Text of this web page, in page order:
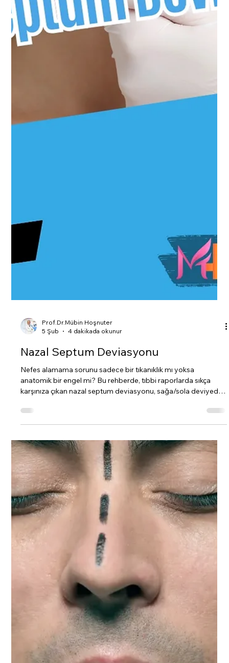
5 Şub
4 dakikada okunur
Nazal Septum Deviasyonu
Nefes alamama sorunu sadece bir tıkanıklık mı yoksa
karşınıza çıkan nazal septum deviasyonu, sağa/sola deviyedir
gibi terimlerin anlamlarını ve tedavi yöntemlerini en sade